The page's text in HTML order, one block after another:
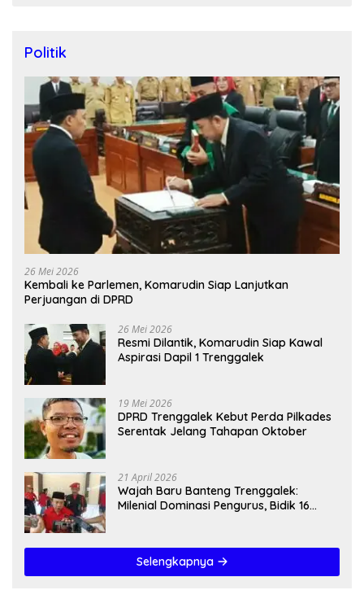
Politik
26 Mei 2026
Kembali ke Parlemen, Komarudin Siap Lanjutkan
Perjuangan di DPRD
26 Mei 2026
Resmi Dilantik, Komarudin Siap Kawal
Aspirasi Dapil 1 Trenggalek
19 Mei 2026
DPRD Trenggalek Kebut Perda Pilkades
Serentak Jelang Tahapan Oktober
21 April 2026
Wajah Baru Banteng Trenggalek:
Milenial Dominasi Pengurus, Bidik 16
Selengkapnya